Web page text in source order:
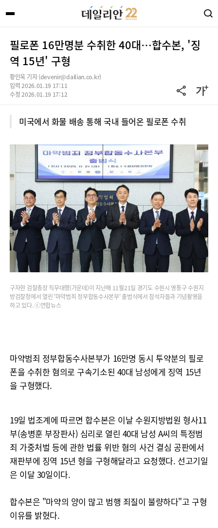
필로폰 16만명분 수취한 40대…합수본, '징
역 15년' 구형
황인욱 기자 (devenir@dailian.co.kr)
입력 2026.01.19 17:11
수정 2026.01.19 17:12
미국에서 화물 배송 통해 국내 들어온 필로폰 수취
구자현 검찰총장 직무대행(가운데)이 지난해 11월21일 경기도 수원시 영통구 수원지
방검찰청에서 열린 '마약범죄 정부합동수사본부' 출범식에서 참석자들과 기념촬영을
하고 있다. ⓒ연합뉴스
마약범죄 정부합동수사본부가 16만명 동시 투약분의 필로
폰을 수취한 혐의로 구속기소된 40대 남성에게 징역 15년
을 구형했다.
19일 법조계에 따르면 합수본은 이날 수원지방법원 형사11
부(송병훈 부장판사) 심리로 열린 40대 남성 A씨의 특정범
죄 가중처벌 등에 관한 법률 위반 혐의 사건 결심 공판에서
재판부에 징역 15년 형을 구형해달라고 요청했다. 선고기일
은 이달 30일이다.
합수본은 "마약의 양이 많고 범행 죄질이 불량하다"고 구형
이유를 밝혔다.